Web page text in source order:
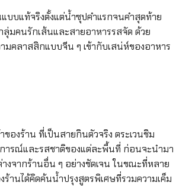
แบบแท้จริงตั้งแต่น้ำซุปคำแรกจนคำสุดท้าย
ลุ่มคนรักเส้นและสายอาหารรสจัด ด้วย
มคลาสสิกแบบจีน ๆ เข้ากับเสน่ห์ของอาหาร
ของร้าน ที่เป็นสายกินตัวจริง ตระเวนชิม
การณ์และรสชาติของแต่ละพื้นที่ ก่อนจะนำมา
งจากร้านอื่น ๆ อย่างชัดเจน ในขณะที่หลาย
ร้านได้คิดค้นน้ำปรุงสูตรพิเศษที่รวมความเค็ม